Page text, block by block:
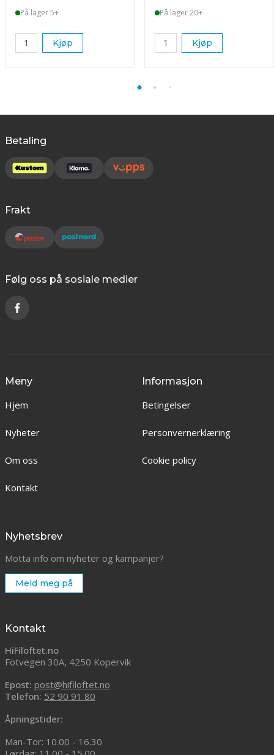
På lager 5+
Kjøp
På lager 20+
Kjøp
Betaling
Frakt
Følg oss på sosiale medier
Meny
Hjem
Nyheter
Om oss
Kontakt
Informasjon
Betingelser
Personvernerklæring
Cookie policy
Nyhetsbrev
Motta info om nyheter og kampanjer?
Meld meg på
Kontakt
HiFiloftet.no
Fotvegen 30A, 4250 Kopervik
Epost: post@hifiloftet.no
Telefon: 52 90 91 80
Åpningstider:
Man-Tor: 10.00 - 16.30